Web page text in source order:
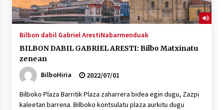
Bilbon dabil Gabriel ArestiNabarmenduak
BILBON DABIL GABRIEL ARESTI: Bilbo Matxinatu
zenean
BilboHiria
2022/07/01
Bilboko Plaza Barritik Plaza zaharrera bidea egin dugu, Zazpi
kaleetan barrena. Bilboko kontsulatu plaza aurkitu dugu